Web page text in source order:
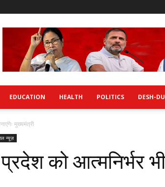
EDUCATION HEALTH POLITICS DESH-
मुख्यमंत्री
न्यूज़
को आत्मनिर्भर भी